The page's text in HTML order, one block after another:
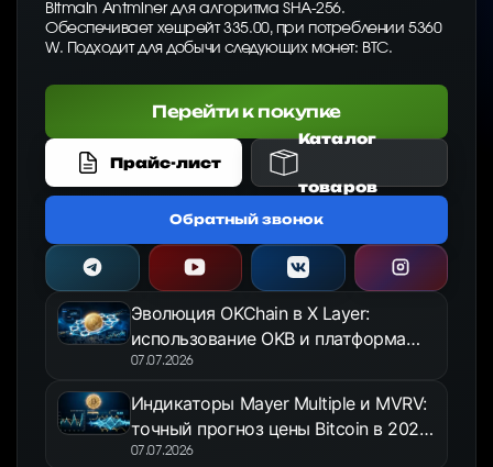
Bitmain Antminer для алгоритма SHA-256.
Обеспечивает хешрейт 335.00, при потреблении 5360
W. Подходит для добычи следующих монет: BTC.
Перейти к покупке
Прайс-лист
Каталог
товаров
Обратный звонок
Эволюция OKChain в X Layer:
использование OKB и платформа
OKX Jumpstart в 2026 году
07.07.2026
Индикаторы Mayer Multiple и MVRV:
точный прогноз цены Bitcoin в 2026
году
07.07.2026